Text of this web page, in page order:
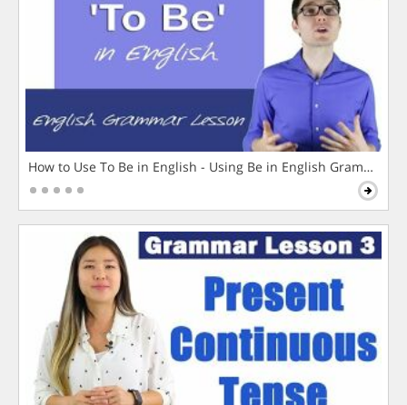
How to Use To Be in English - Using Be in English Grammar